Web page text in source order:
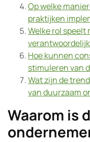
Op welke
praktijken
Welke rol
Hoe kunnen
stimuleren van
Wat zijn de
van duurzaam
Waarom is